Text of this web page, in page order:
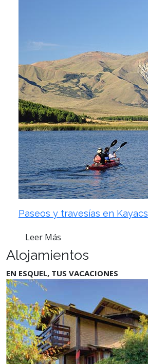
Paseos y travesías en Kayacs
Leer Más
Alojamientos
EN ESQUEL, TUS VACACIONES